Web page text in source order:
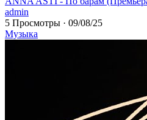
admin
5 Просмотры · 09/08/25
Музыка